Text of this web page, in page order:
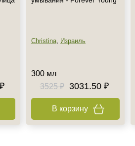
Christina, Израиль
300 мл
3525 ₽
3031.50 ₽
В корзину